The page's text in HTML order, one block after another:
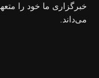
خبرگزاری ما خود را
می‌داند.